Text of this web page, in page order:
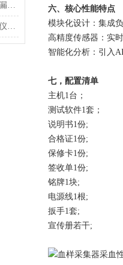
透气包装材料试验仪的气体管路泄漏防护与废气排放系统详解
从用户角度探讨球囊综合性能测试仪的故障问题
六、核心性能特点
模块化设计‌：集成
高精度传感器‌：实
智能化分析‌：引入
七，配置清单
主机1台；
测试软件1套；
说明书1份;
合格证1份;
保修卡1份;
签收单1份;
铭牌1块;
电源线1根;
扳手1套;
宣传册若干;